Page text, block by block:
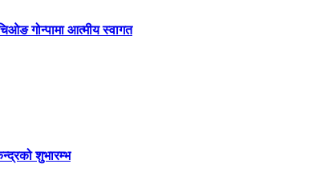
गोन्पामा आत्मीय स्वागत
शुभारम्भ